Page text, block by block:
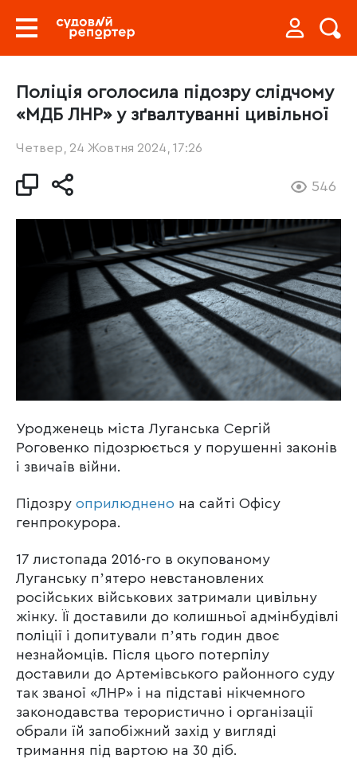
Поліція оголосила підозру слідчому
«МДБ ЛНР» у зґвалтуванні цивільної
Четвер, 24 Жовтня 2024, 17:26
546
Уродженець міста Луганська Сергій
Роговенко підозрюється у порушенні законів
і звичаїв війни.
Підозру оприлюднено на сайті Офісу
генпрокурора.
17 листопада 2016-го в окупованому
Луганську пʼятеро невстановлених
російських військових затримали цивільну
жінку. Її доставили до колишньої адмінбудівлі
поліції і допитували пʼять годин двоє
незнайомців. Після цього потерпілу
доставили до Артемівського районного суду
так званої «ЛНР» і на підставі нікчемного
законодавства терористично і організації
обрали їй запобіжний захід у вигляді
тримання під вартою на 30 діб.